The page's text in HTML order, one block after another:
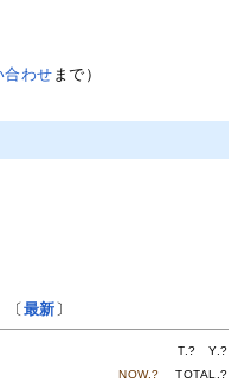
合わせ まで）
〔最新〕
T.? Y.?
NOW.? TOTAL.?